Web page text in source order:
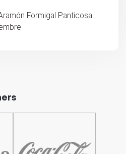
Formigal Panticosa